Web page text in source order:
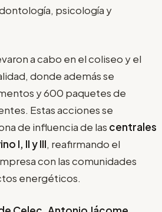
psicología y
a cabo en el coliseo y el
donde además se
y 600 paquetes de
Estas acciones se
de influencia de las centrales
I, II y III, reafirmando el
con las comunidades
energéticos.